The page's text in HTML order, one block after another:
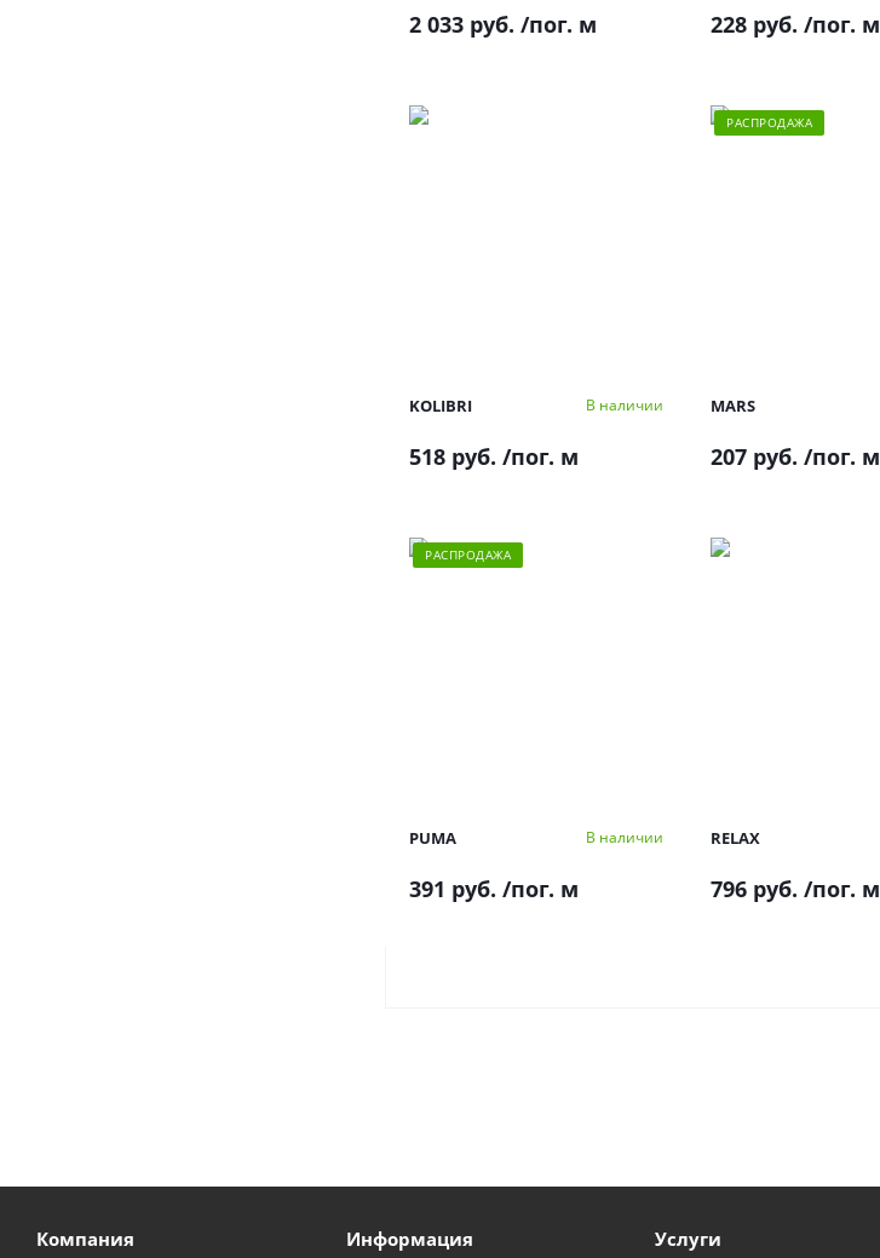
2 033 руб. /пог. м 228 руб. /пог. м
KOLIBRI В наличии
518 руб. /пог. м
РАСПРОДАЖА
MARS
207 руб. /пог. м
РАСПРОДАЖА
PUMA В наличии
391 руб. /пог. м
RELAX
796 руб. /пог. м
Компания Информация Услуги